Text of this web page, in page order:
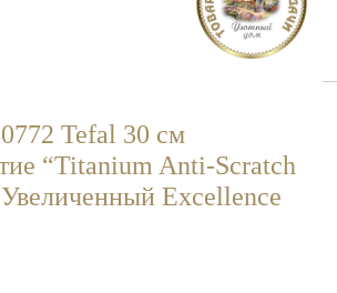
Tefal 30 см
“Titanium Anti-Scratch
Excellence